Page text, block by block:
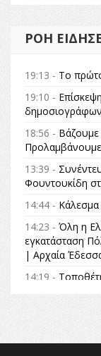
ΡΟΉ
19:13 - Το
19:10 -
18:56 - Βάζουμε
Προλαμβάνουμε
13:39 -
Φουντουκίδη
14:44 - Κάλεσμα
14:23 - Όλη η
εγκατάσταση
| Αρχαία
14:19 -
Αναθεώρηση
θεσμικές
στις επόμενες
16:35 -Το